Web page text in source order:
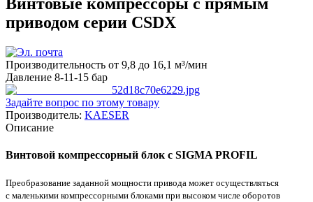
приводом серии СSDХ
Производительность от 9,8 до 16,1 м³/мин
Давление 8-11-15 бар
Задайте вопрос по этому товару
Производитель: KAESER
Описание
Винтовой компрессорный блок с SIGMA PROFIL
Преобразование заданной мощности привода может осуществляться
с маленькими компрессорными блоками при высоком числе оборотов